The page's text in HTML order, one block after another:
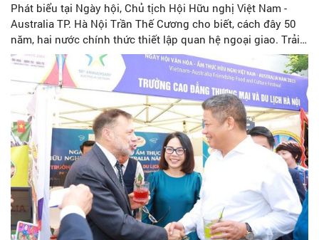
Phát biểu tại Ngày hội, Chủ tịch Hội Hữu nghị Việt Nam -
Australia TP. Hà Nội Trần Thế Cương cho biết, cách đây 50
năm, hai nước chính thức thiết lập quan hệ ngoại giao. Trải
qua chặng đường nửa thế kỷ, quan hệ hai nước ngày càng
phát triển mạnh mẽ và thu được nhiều thành quả.